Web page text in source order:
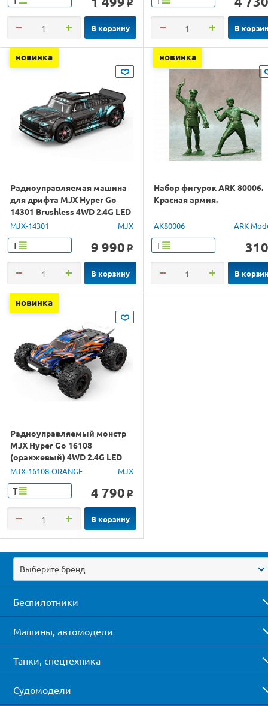
o
В корзину В
новинка
Радиоуправляемая машина
для дрифта MJX Hyper Go
14301 Brushless 4WD 2.4G LED
1/14 RTR
MJX-14301 MJX
Т 9 990 o
В корзину
новинка
Набор фигурок ARK 80006.
Красная армия.
AK80006 ARK
Т 310
В
новинка
Радиоуправляемый монстр
MJX Hyper Go 16108
(оранжевый) 4WD 2.4G LED
1/16 RTR
MJX-16108-ORANGE MJX
Т 4 790 o
В корзину
Выберите бренд
Беспилотники
Машины, автомодели
Танки, спецтехника
Судомодели